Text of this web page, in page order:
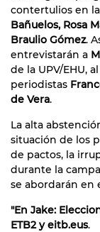
contertulios en
Bañuelos, Rosa
Braulio Gómez.
entrevistarán a
de la UPV/EHU,
periodistas
de Vera.
La alta
situación de los
de pactos, la
durante la
se abordarán en
"En Jake:
ETB2 y eitb.eus.